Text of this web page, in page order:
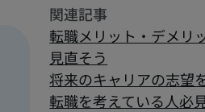
転職メリット・デメリ
見直そう
将来のキャリアの志望
転職を考えている人必